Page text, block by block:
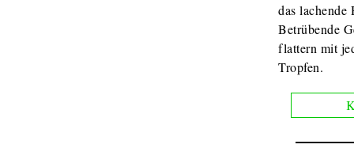
das lachende
Betrübende
flattern mit
Tropfen.